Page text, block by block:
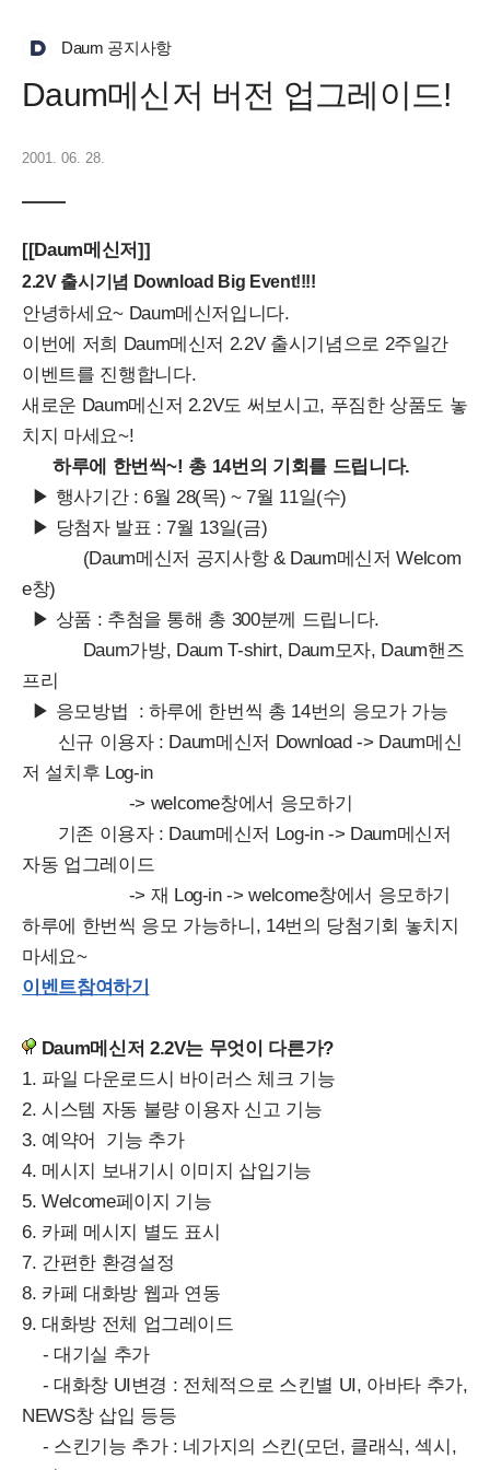
Daum 공지사항
Daum메신저 버전 업그레이드!
2001. 06. 28.
[[Daum메신저]]
2.2V 출시기념 Download Big Event!!!!
안녕하세요~ Daum메신저입니다.
이번에 저희 Daum메신저 2.2V 출시기념으로 2주일간
이벤트를 진행합니다.
새로운 Daum메신저 2.2V도 써보시고, 푸짐한 상품도 놓
치지 마세요~!
하루에 한번씩~! 총 14번의 기회를 드립니다.
▶ 행사기간 : 6월 28(목) ~ 7월 11일(수)
▶ 당첨자 발표 : 7월 13일(금)
(Daum메신저 공지사항 & Daum메신저 Welcom
e창)
▶ 상품 : 추첨을 통해 총 300분께 드립니다.
Daum가방, Daum T-shirt, Daum모자, Daum핸즈
프리
▶ 응모방법 : 하루에 한번씩 총 14번의 응모가 가능
신규 이용자 : Daum메신저 Download -> Daum메신
저 설치후 Log-in
-> welcome창에서 응모하기
기존 이용자 : Daum메신저 Log-in -> Daum메신저
자동 업그레이드
-> 재 Log-in -> welcome창에서 응모하기
하루에 한번씩 응모 가능하니, 14번의 당첨기회 놓치지
마세요~
이벤트참여하기
Daum메신저 2.2V는 무엇이 다른가?
1. 파일 다운로드시 바이러스 체크 기능
2. 시스템 자동 불량 이용자 신고 기능
3. 예약어 기능 추가
4. 메시지 보내기시 이미지 삽입기능
5. Welcome페이지 기능
6. 카페 메시지 별도 표시
7. 간편한 환경설정
8. 카페 대화방 웹과 연동
9. 대화방 전체 업그레이드
- 대기실 추가
- 대화창 UI변경 : 전체적으로 스킨별 UI, 아바타 추가,
NEWS창 삽입 등등
- 스킨기능 추가 : 네가지의 스킨(모던, 클래식, 섹시,